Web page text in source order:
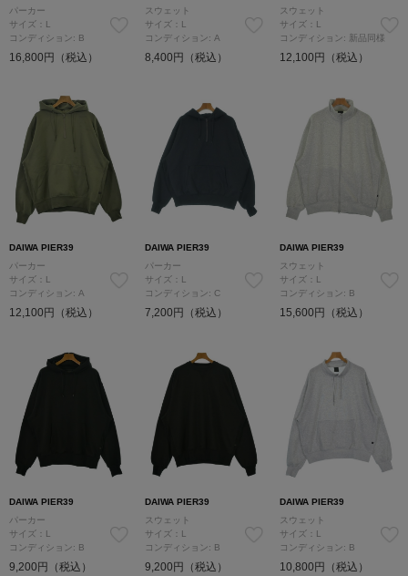
パーカー
サイズ：L
コンディション: B
16,800円（税込）
スウェット
サイズ：L
コンディション: A
8,400円（税込）
スウェット
サイズ：L
コンディション: 新品同様
12,100円（税込）
DAIWA PIER39
パーカー
サイズ：L
コンディション: A
12,100円（税込）
DAIWA PIER39
パーカー
サイズ：L
コンディション: C
7,200円（税込）
DAIWA PIER39
スウェット
サイズ：L
コンディション: B
15,600円（税込）
DAIWA PIER39
パーカー
サイズ：L
コンディション: B
9,200円（税込）
DAIWA PIER39
スウェット
サイズ：L
コンディション: B
9,200円（税込）
DAIWA PIER39
スウェット
サイズ：L
コンディション: B
10,800円（税込）